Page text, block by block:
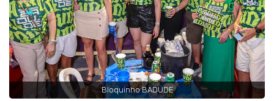
Bloquinho BADUDE